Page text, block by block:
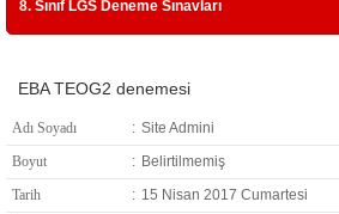
8. Sınıf LGS Deneme Sınavları
EBA TEOG2 denemesi
Adı Soyadı : Site Admini
Boyut
: Belirtilmemiş
Tarih
: 15 Nisan 2017 Cumartesi